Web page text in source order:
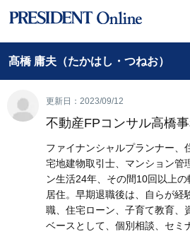
髙橋 庸夫（たかはし・つねお）
更新日：2023/09/12
不動産FPコンサル高橋
ファイナンシャルプランナー、
宅地建物取引士、マンション管
ン生活24年、その間10回以上
居住。早期退職後は、自らが経
職、住宅ローン、子育て教育、
ベースとして、個別相談、セミ